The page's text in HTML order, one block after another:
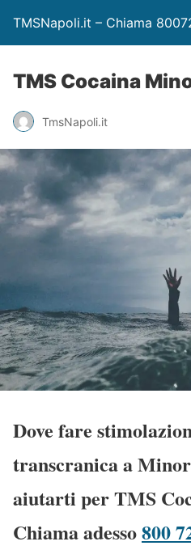
TMSNapoli.it – Chiama
TMS Cocaina
TmsNapoli.it
Dove fare
transcranica a
aiutarti per TMS
Chiama adesso800